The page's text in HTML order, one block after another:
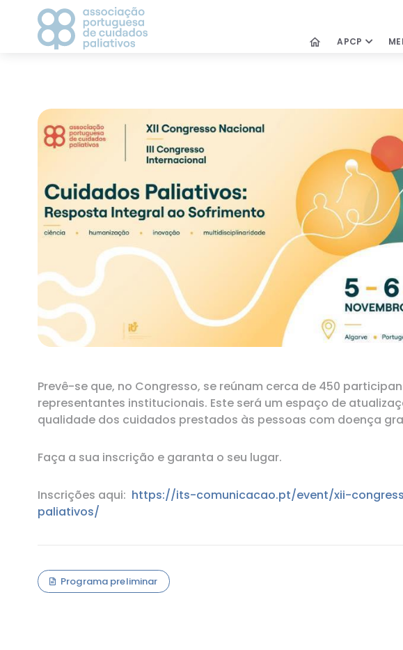
home APCP
Apresentação
Estatutos
História
Grupos de Trabalho
Visionários
Vantagem de ser associado
2022
CICLO DE DEBATES
Comunicados de Imprensa
Recortes de Imprensa
Prevê-se que, no Congresso, se reúnam cerca de 450
representantes institucionais. Este será um espaço de
qualidade dos cuidados prestados às pessoas com doença
Faça a sua inscrição e garanta o seu lugar.
Inscrições aqui: https://its-comunicacao.pt/event/xii-
paliativos/
Programa preliminar